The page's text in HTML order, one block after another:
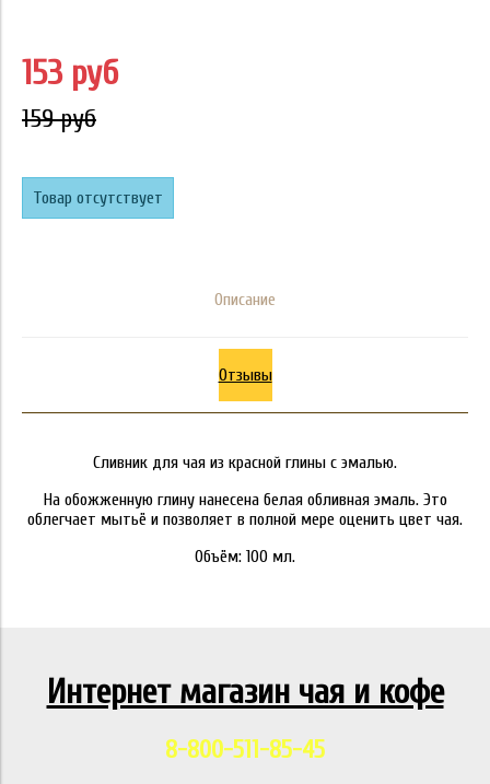
153 руб
159 руб
Товар отсутствует
Описание
Отзывы
Сливник для чая из красной глины с эмалью.
На обожженную глину нанесена белая обливная эмаль. Это
облегчает мытьё и позволяет в полной мере оценить цвет чая.
Объём: 100 мл.
Интернет магазин чая и кофе
8-800-511-85-45